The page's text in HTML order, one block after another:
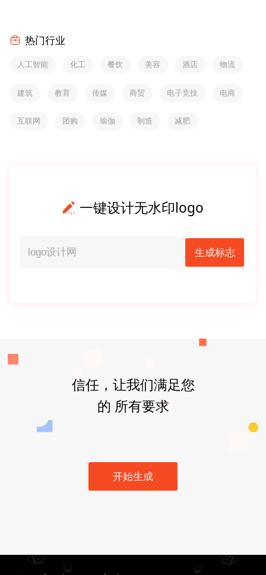
热门行业
人工智能 化工 餐饮 美容 酒店 物流
建筑 教育 传媒 商贸 电子竞技 电商
互联网 团购 瑜伽 制造 减肥
一键设计无水印logo
生成标志
信任，让我们满足您
的 所有要求
开始生成